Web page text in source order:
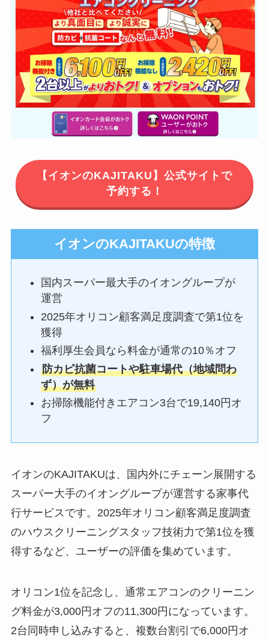
【イオンのKAJITAKU】公式サイトで
予約する！
イオンのKAJITAKUの特徴
国内スーパー最大手のイオングループが
運営
2025年オリコン顧客満足度調査で第1位を
獲得
福利厚生会員なら料金が通常の10％オフ
防カビ抗菌コートや駐車場代（地域問わ
ず）が無料
お掃除機能付きエアコン3台で19,140円オ
フ
イオンのKAJITAKUは、国内外にチェーン展開する
スーパー大手のイオングループが運営する家事代
行サービスです。2025年オリコン顧客満足度調査
のハウスクリーニングスタッフ技術力で第1位を獲
得するなど、ユーザーの評価を集めています。
オリコン1位を記念し、通常エアコンのクリーニン
グ料金が3,000円オフの11,300円になっています。
2台同時申し込みすると、複数台割引で6,000円オ